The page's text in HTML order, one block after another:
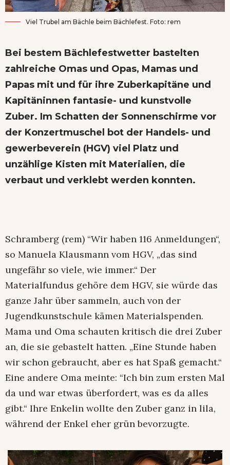
Viel Trubel am Bächle beim Bächlefest. Foto: rem
Bei bestem Bächlefestwetter bastelten
zahlreiche Omas und Opas, Mamas und
Papas mit und für ihre Zuberkapitäne und
Kapitäninnen fantasie- und kunstvolle
Zuber. Im Schatten der Sonnenschirme vor
der Konzertmuschel bot der Handels- und
gewerbeverein (HGV) viel Platz und
unzählige Kisten mit Materialien, die
verbaut und verklebt werden konnten.
Schramberg (rem) “Wir haben 116 Anmeldungen“,
so Manuela Klausmann vom HGV, „das sind
ungefähr so viele, wie immer.“ Der
Materialfundus gehöre dem HGV, sie würde das
ganze Jahr über sammeln, auch von der
Jugendkunstschule kämen Materialspenden.
Mama und Oma schauten kritisch die drei Zuber
an, die sie gebastelt hatten. „Eine Stunde haben
wir schon gebraucht, aber es hat Spaß gemacht.“
Eine andere Oma meinte: “Ich bin zum ersten Mal
da und war etwas überfordert, was es da alles
gibt.“ Ihre Enkelin wollte den Zuber ganz in lila,
während der Enkel eher grün bevorzugte.